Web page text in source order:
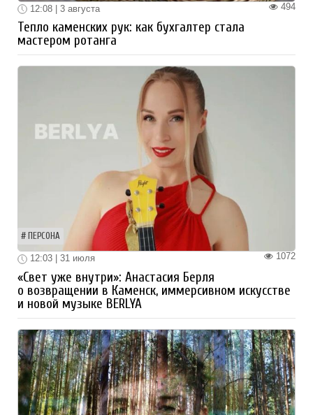
494
12:08 | 3 августа
Тепло каменских рук: как бухгалтер стала
мастером ротанга
ПЕРСОНА
1072
12:03 | 31 июля
«Свет уже внутри»: Анастасия Берля
о возвращении в Каменск, иммерсивном искусстве
и новой музыке BERLYA